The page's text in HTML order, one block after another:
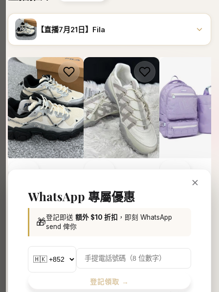
【直播7月21日】Fila
韓國 Fila 貓爪鞋
【SM1974】
HK$498.00
FILA
韓國 Fila 綁帶芭蕾鞋
【SM1972】
HK$488.00
HK$548.00
WhatsApp 專屬優惠
🎁登記即送 額外 $10 折扣 ，即刻 WhatsApp
send 俾你
登記領取 →